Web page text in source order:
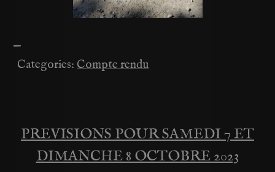
—
Categories:Compte rendu
Navigation
PREVISIONS POUR SAMEDI 7 ET
DIMANCHE 8 OCTOBRE 2023